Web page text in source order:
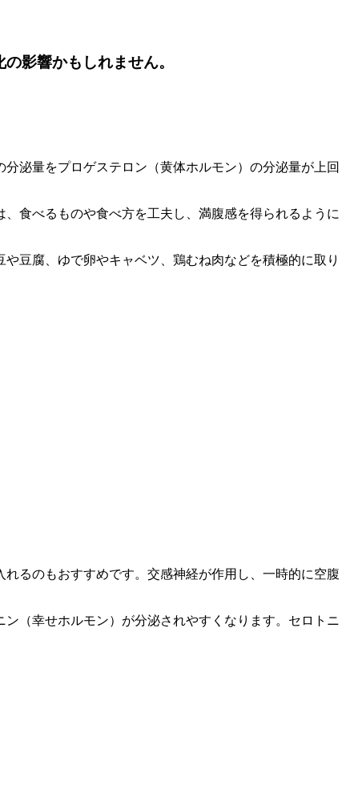
影響かもしれません。
泌量をプロゲステロン（黄体ホルモン）の分泌量が上回
食べるものや食べ方を工夫し、満腹感を得られるように
豆腐、ゆで卵やキャベツ、鶏むね肉などを積極的に取り
るのもおすすめです。交感神経が作用し、一時的に空腹
（幸せホルモン）が分泌されやすくなります。セロトニ